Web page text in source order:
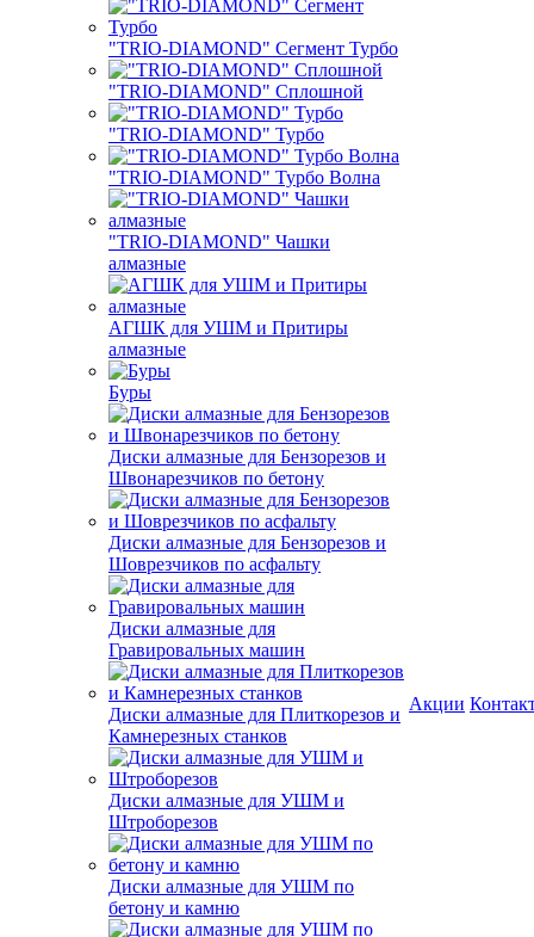
"TRIO-DIAMOND" Сегмент Турбо
"TRIO-DIAMOND" Сплошной
"TRIO-DIAMOND" Турбо
"TRIO-DIAMOND" Турбо Волна
"TRIO-DIAMOND" Чашки
алмазные
АГШК для УШМ и Притиры
алмазные
Буры
Диски алмазные для Бензорезов и
Швонарезчиков по бетону
Диски алмазные для Бензорезов и
Шоврезчиков по асфальту
Диски алмазные для
Гравировальных машин
Диски алмазные для Плиткорезов и
Камнерезных станков
Диски алмазные для УШМ и
Штроборезов
Диски алмазные для УШМ по
бетону и камню
Акции